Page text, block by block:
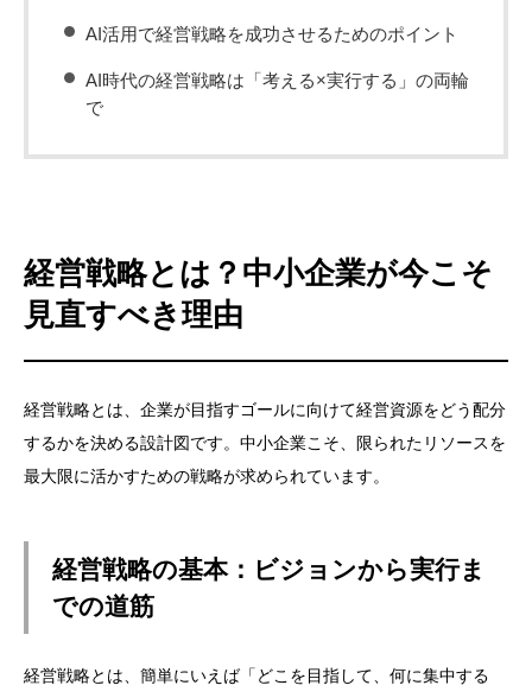
AI活用で経営戦略を成功させるためのポイント
AI時代の経営戦略は「考える×実行する」の両輪
で
経営戦略とは？中小企業が今こそ
見直すべき理由
経営戦略とは、企業が目指すゴールに向けて経営資源をどう配分
するかを決める設計図です。中小企業こそ、限られたリソースを
最大限に活かすための戦略が求められています。
経営戦略の基本：ビジョンから実行ま
での道筋
経営戦略とは、簡単にいえば「どこを目指して、何に集中する